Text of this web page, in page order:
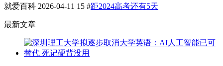
就爱百科 2026-04-11 15 #距2024高考还有5天
最新文章